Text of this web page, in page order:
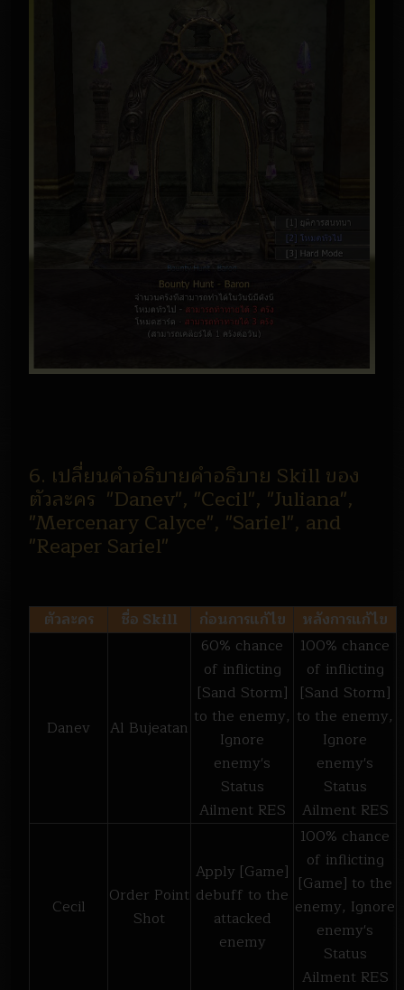
6. เปลี่ยนคำอธิบายคำอธิบาย Skill ของ
ตัวละคร "Danev", "Cecil", "Juliana",
"Mercenary Calyce", "Sariel", and
"Reaper Sariel"
ตัวละคร ชื่อ Skill ก่อนการแก้ไข หลังการแก้ไข
Danev Al Bujeatan
60% chance
of inflicting
[Sand Storm]
to the enemy,
Ignore
enemy's
Status
Ailment RES
100% chance
of inflicting
[Sand Storm]
to the enemy,
Ignore
enemy's
Status
Ailment RES
Cecil
Order Point
Shot
Apply [Game]
debuff to the
attacked
enemy
100% chance
of inflicting
[Game] to the
enemy, Ignore
enemy's
Status
Ailment RES